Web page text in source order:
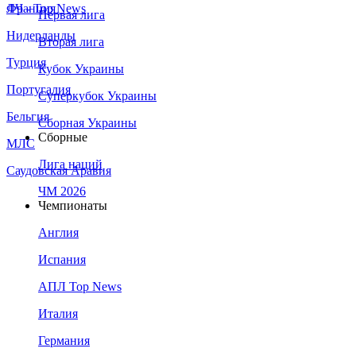
Франция
Нидерланды
Турция
Португалия
Бельгия
МЛС
Саудовская Аравия
ЛЧ - Top News
Первая лига
Вторая лига
Кубок Украины
Суперкубок Украины
Сборная Украины
Сборные
Лига наций
ЧМ 2026
Чемпионаты
Англия
Испания
АПЛ Top News
Италия
Германия